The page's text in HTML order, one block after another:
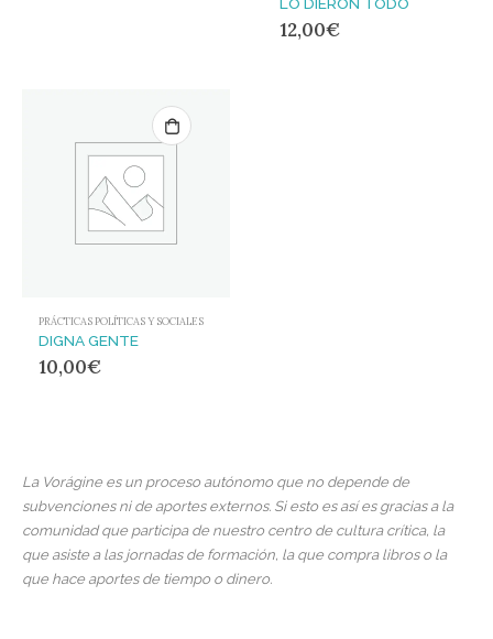
LO DIERON TODO
12,00€
PRÁCTICAS POLÍTICAS Y SOCIALES
DIGNA GENTE
10,00€
La Vorágine es un proceso autónomo que no depende de
subvenciones ni de aportes externos. Si esto es así es gracias a la
comunidad que participa de nuestro centro de cultura crítica, la
que asiste a las jornadas de formación, la que compra libros o la
que hace aportes de tiempo o dinero.